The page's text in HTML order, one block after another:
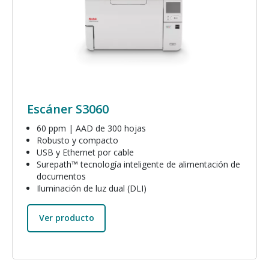
Escáner S3060
60 ppm | AAD de 300 hojas
Robusto y compacto
USB y Ethernet por cable
Surepath™ tecnología inteligente de alimentación de
documentos
Iluminación de luz dual (DLI)
Ver producto